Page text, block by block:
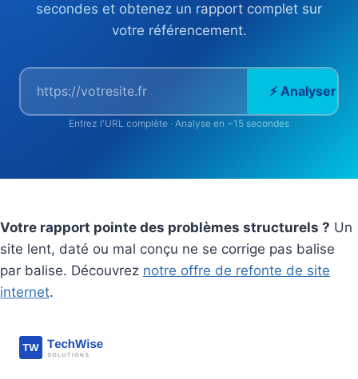
secondes et obtenez un rapport complet sur
votre référencement.
⚡ Analyser
Entrez l'URL complète · Analyse en ~15 secondes
Votre rapport pointe des problèmes structurels ? Un
site lent, daté ou mal conçu ne se corrige pas balise
par balise. Découvrez notre offre de refonte de site
internet.